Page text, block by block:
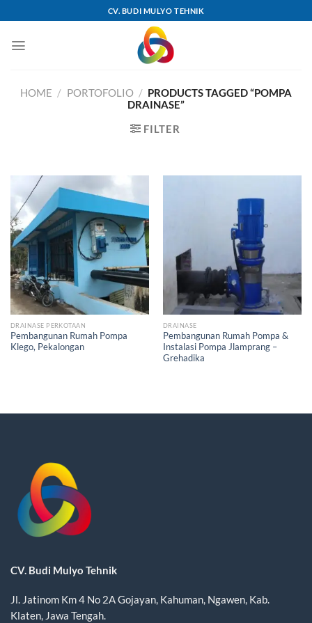
to
content
CV. BUDI MULYO TEHNIK
HOME / PORTOFOLIO / PRODUCTS TAGGED “POMPA
DRAINASE”
FILTER
DRAINASE PERKOTAAN
Pembangunan Rumah Pompa
Klego, Pekalongan
DRAINASE
Pembangunan Rumah Pompa &
Instalasi Pompa Jlamprang –
Grehadika
CV. Budi Mulyo Tehnik
Jl. Jatinom Km 4 No 2A Gojayan, Kahuman, Ngawen, Kab.
Klaten, Jawa Tengah.